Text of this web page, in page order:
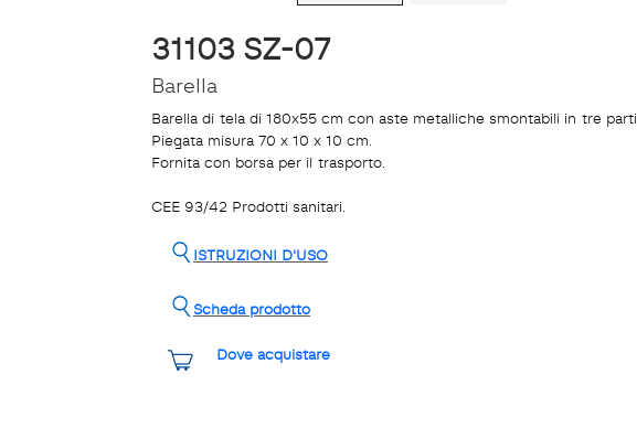
31103 SZ-07
Barella
Barella di tela di 180x55 cm con aste metalliche smontabili in tre parti.
Piegata misura 70 x 10 x 10 cm.
Fornita con borsa per il trasporto.
CEE 93/42 Prodotti sanitari.
Dove acquistare
ISTRUZIONI D'USO
Scheda prodotto